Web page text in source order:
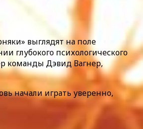
выглядят на поле
глубокого психологического
команды Дэвид Вагнер,
начали играть уверенно,